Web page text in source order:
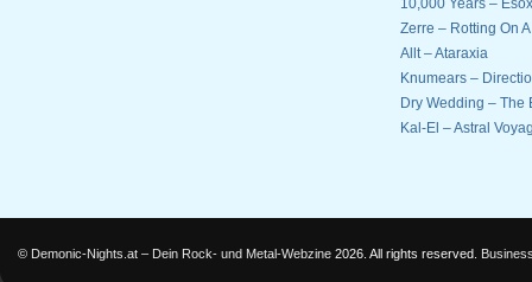
10,000 Years –
Zerre – Rotting On
Allt – Ataraxia
Knumears –
Dry Wedding – The
Kal-El – Astral
© Demonic-Nights.at – Dein Rock- und Metal-Webzine 2026. All rights reserved.